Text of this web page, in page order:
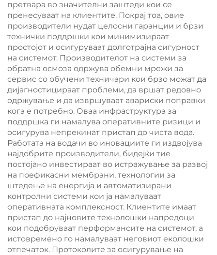
претвара во значителни заштеди кои се
пренесуваат на клиентите. Покрај тоа, овие
производители нудат целосни гаранции и брзи
технички поддршки кои минимизираат
простојот и осигуруваат долготрајна сигурност
на системот. Производителот на системи за
обратна осмоза одржува обемни мрежи за
сервис со обучени техничари кои брзо можат да
дијагностицираат проблеми, да вршат редовно
одржување и да извршуваат авариски поправки
кога е потребно. Оваа инфраструктура за
поддршка ги намалува оперативните ризици и
осигурува непрекинат пристап до чиста вода.
Работата на водачи во иновациите ги издвојува
најдобрите производители, бидејќи тие
постојано инвестираат во истражување за развој
на поефикасни мембрани, технологии за
штедење на енергија и автоматизирани
контролни системи кои ја намалуваат
оперативната комплексност. Клиентите имаат
пристап до најновите технолошки напредоци
кои подобруваат перформансите на системот, а
истовремено го намалуваат неговиот еколошки
отпечаток. Протоколите за осигурување на